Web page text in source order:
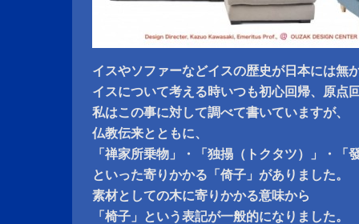
イスやソファーなどイスの歴史が日本には無
イスについて考える時いつも初心回帰、原点
私はこの事に対して調べて書いていますが、
仏教伝来とともに、
「禅家所乗物」・「独搨（トクタツ）」・「
といった寄りかかる「倚子」がありました。
素材としての木に寄りかかる意味から
「椅子」という表記が一般的になりました。